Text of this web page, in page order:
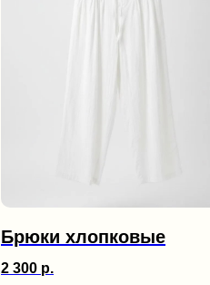
Брюки хлопковые
2 300 р.